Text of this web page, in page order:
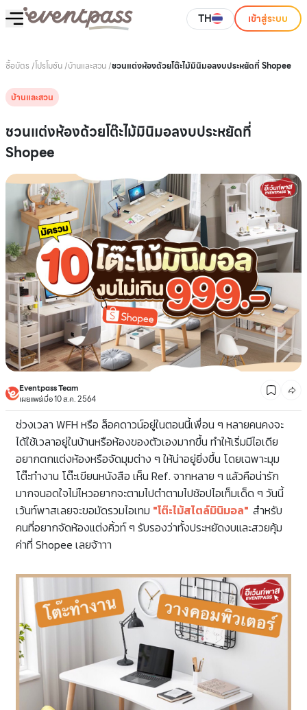
TH เข้าสู่ระบบ
ซื้อบัตร /โปรโมชัน/บ้านและสวน/ชวนแต่งห้องด้วยโต๊ะไม้มินิมอลงบประหยัดที่ Shopee
บ้านและสวน
ชวนแต่งห้องด้วยโต๊ะไม้มินิมอลงบประหยัดที่
Shopee
Eventpass Team
เผยแพร่เมื่อ 10 ส.ค. 2564
ช่วงเวลา WFH หรือ ล็อคดาวน์อยู่ในตอนนี้เพื่อน ๆ หลายคนคงจะ
ได้ใช้เวลาอยู่ในบ้านหรือห้องของตัวเองมากขึ้น ทำให้เริ่มมีไอเดีย
อยากตกแต่งห้องหรือจัดมุมต่าง ๆ ให้น่าอยู่ยิ่งขึ้น โดยเฉพาะมุม
โต๊ะทำงาน โต๊ะเขียนหนังสือ เห็น Ref. จากหลาย ๆ แล้วคือน่ารัก
มากจนอดใจไม่ไหวอยากจะตามไปตำตามไปช้อปไอเท็มเด็ด ๆ วันนี้
เว้นท์พาสเลยจะขอมัดรวมไอเทม "โต๊ะไม้สไตล์มินิมอล" สำหรับ
คนที่อยากจัดห้องแต่งคิ้วท์ ๆ รับรองว่าทั้งประหยัดงบและสวยคุ้ม
ค่าที่ Shopee เลยจ้าาา